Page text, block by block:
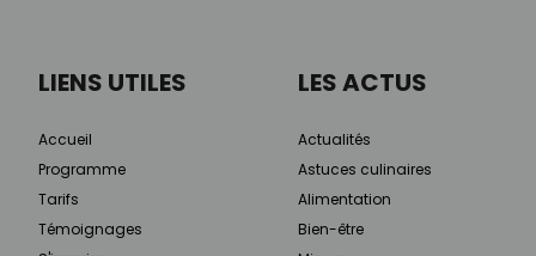
LIENS UTILES
Accueil
Programme
Tarifs
Témoignages
LES ACTUS
Actualités
Astuces culinaires
Alimentation
Bien-être